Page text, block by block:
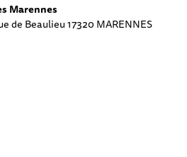
Marennes
de Beaulieu 17320 MARENNES